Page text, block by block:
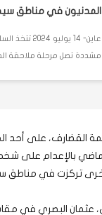
المدنيون في مناطق
عاين- 14
مشددة تصل مرحلة ملاحقة
القضارف، على أحد
18 مارس الماضي
تركزت في مناطق
عثمان البصري في